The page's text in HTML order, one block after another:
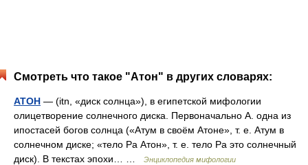
Смотреть что такое "Атон" в других словарях:
АТОН — (itn, «диск солнца»), в египетской мифологии
олицетворение солнечного диска. Первоначально А. одна из
ипостасей богов солнца («Атум в своём Атоне», т. e. Атум в
солнечном диске; «тело Ра Атон», т. e. тело Pa это солнечный
диск). В текстах эпохи… …
Энциклопедия мифологии